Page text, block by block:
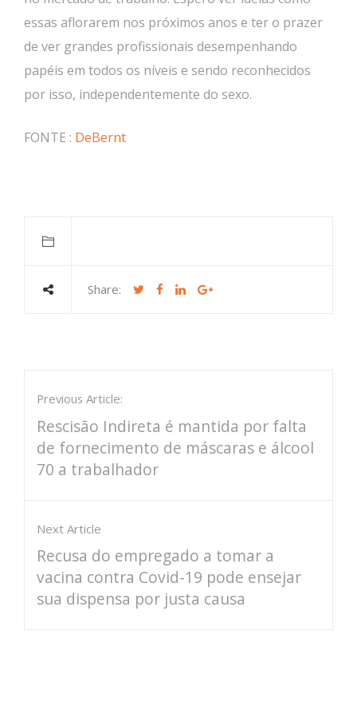
essas aflorarem nos próximos anos e ter o prazer
de ver grandes profissionais desempenhando
papéis em todos os níveis e sendo reconhecidos
por isso, independentemente do sexo.
FONTE : DeBernt
Share:
Previous Article:
Rescisão Indireta é mantida por falta
de fornecimento de máscaras e álcool
70 a trabalhador
Next Article
Recusa do empregado a tomar a
vacina contra Covid-19 pode ensejar
sua dispensa por justa causa